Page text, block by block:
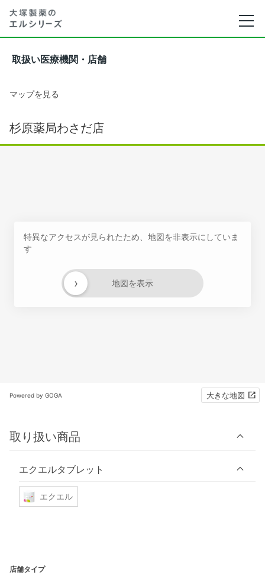
取扱い医療機関・店舗
マップを見る
杉原薬局わさだ店
特異なアクセスが見られたため、地図を非表示にしていま
す
地図を表示
›
Powered by GOGA 大きな地図
取り扱い商品
エクエルタブレット
エクエル
店舗タイプ